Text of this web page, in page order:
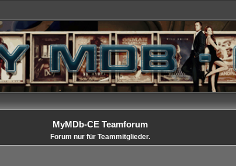
MyMDb-CE Teamforum
Forum nur für Teammitglieder.